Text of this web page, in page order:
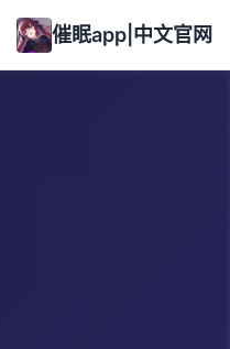
催眠app|中文官网